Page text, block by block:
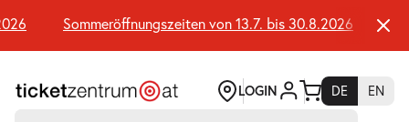
Seiteninhalt
springen
Sommeröffnungszeiten von 13.7. bis 30.8.2026
LOGIN DE
EN